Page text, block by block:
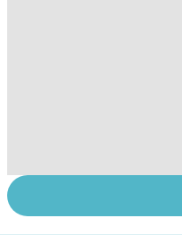
une bactérie sous